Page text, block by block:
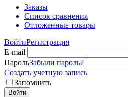
Заказы
Список сравнения
Отложенные товары
ВойтиРегистрация
E-mail
ПарольЗабыли пароль?
Создать учетную запись
Запомнить
Войти